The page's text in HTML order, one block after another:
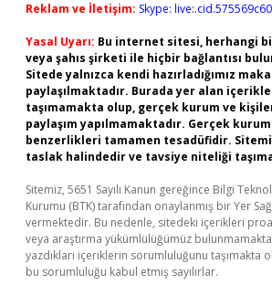
Reklam ve İletişim: Skype:
Yasal Uyarı: Bu internet sitesi, herhangi
veya şahıs şirketi ile hiçbir bağlantısı
Sitede yalnızca kendi hazırladığımız
paylaşılmaktadır. Burada yer alan
taşımamakta olup, gerçek kurum ve
paylaşım yapılmamaktadır. Gerçek
benzerlikleri tamamen tesadüfidir.
taslak halindedir ve tavsiye niteliği
Sitemiz, 5651 Sayılı Kanun gereğince Bilgi
Kurumu (BTK) tarafından onaylanmış bir Yer
vermektedir. Bu nedenle, sitedeki içerikleri
veya araştırma yükümlülüğümüz
yazdıkları içeriklerin sorumluluğunu taşımakta
bu sorumluluğu kabul etmiş sayılırlar.